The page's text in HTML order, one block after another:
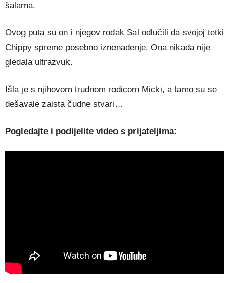
šalama.
Ovog puta su on i njegov rođak Sal odlučili da svojoj tetki
Chippy spreme posebno iznenađenje. Ona nikada nije
gledala ultrazvuk.
Išla je s njihovom trudnom rodicom Micki, a tamo su se
dešavale zaista čudne stvari…
Pogledajte i podijelite video s prijateljima: